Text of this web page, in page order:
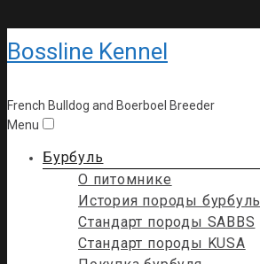
Bossline Kennel
French Bulldog and Boerboel Breeder
Menu
Бурбуль
О питомнике
История породы бурбуль
Стандарт породы SABBS
Стандарт породы KUSA